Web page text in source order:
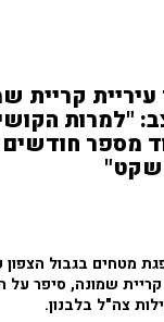
עיריית קריית
"למרות
מספר
שקט"
מטחים בגבול
קריית שמונה, סיפר
צה"ל בלבנון.